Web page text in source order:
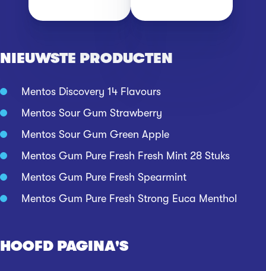
NIEUWSTE PRODUCTEN
Mentos Discovery 14 Flavours
Mentos Sour Gum Strawberry
Mentos Sour Gum Green Apple
Mentos Gum Pure Fresh Fresh Mint 28 Stuks
Mentos Gum Pure Fresh Spearmint
Mentos Gum Pure Fresh Strong Euca Menthol
HOOFD PAGINA'S